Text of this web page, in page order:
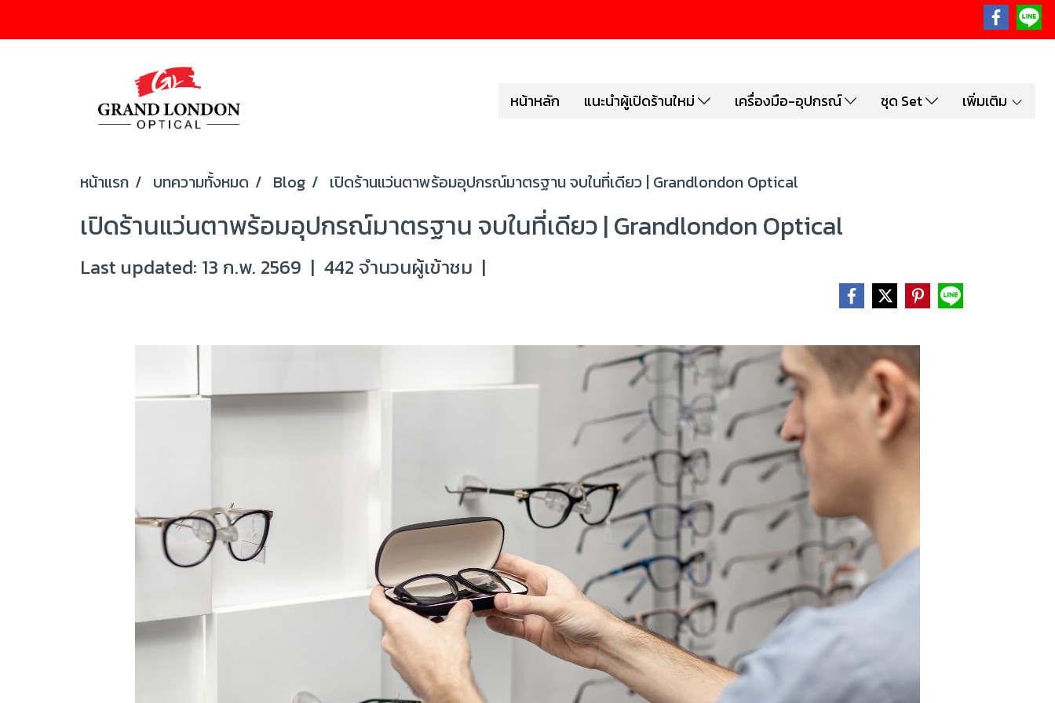
หน้าหลัก แนะนำผู้เปิดร้านใหม่ เครื่องมือ-อุปกรณ์ ชุด Set เพิ่มเติม
หน้าแรก บทความทั้งหมด Blog เปิดร้านแว่นตาพร้อมอุปกรณ์มาตรฐาน จบในที่เดียว | Grandlondon Optical
เปิดร้านแว่นตาพร้อมอุปกรณ์มาตรฐาน จบในที่เดียว | Grandlondon Optical
Last updated: 13 ก.พ. 2569 | 442 จำนวนผู้เข้าชม |